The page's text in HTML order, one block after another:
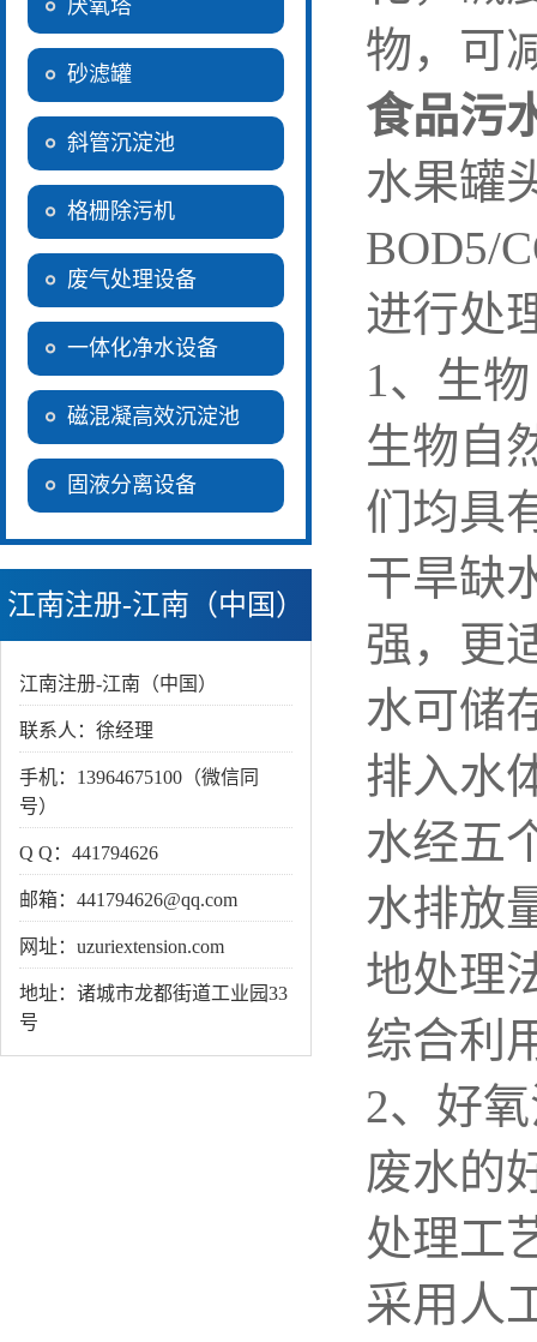
厌氧塔
砂滤罐
斜管沉淀池
格栅除污机
废气处理设备
一体化净水设备
磁混凝高效沉淀池
固液分离设备
江南注册-江南（中国）
江南注册-江南（中国）
联系人：徐经理
手机：13964675100（微信同
号）
Q Q：441794626
邮箱：441794626@qq.com
网址：uzuriextension.com
地址：诸城市龙都街道工业园33
号
物，可
食品污
水果罐
BOD5/
进行处
1、生
生物自
们均具
干旱缺
强，更
水可储
排入水
水经五
水排放
地处理
综合利
2、好
废水的
处理工
采用人